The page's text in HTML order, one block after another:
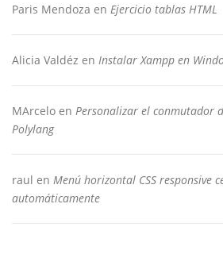
Paris Mendoza en Ejercicio tablas HTML
Alicia Valdéz en Instalar Xampp en
MArcelo en Personalizar el conmutador
Polylang
raul en Menú horizontal CSS responsive
automáticamente